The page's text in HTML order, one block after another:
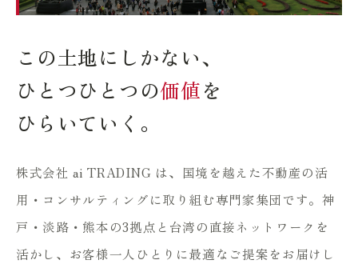
この土地にしかない、
ひとつひとつの価値を
ひらいていく。
株式会社 ai TRADING は、国境を越えた不動産の活
用・コンサルティングに取り組む専門家集団です。神
戸・淡路・熊本の3拠点と台湾の直接ネットワークを
活かし、お客様一人ひとりに最適なご提案をお届けし